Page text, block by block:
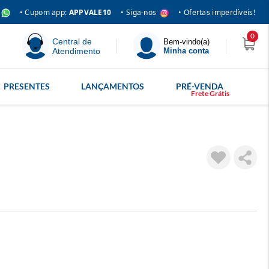
• Cupom app: APPVALE10 • Siga-nos • Ofertas imperdíveis!
Central de
Atendimento
Bem-vindo(a)
Minha conta
0
PRESENTES LANÇAMENTOS PRÉ-VENDA